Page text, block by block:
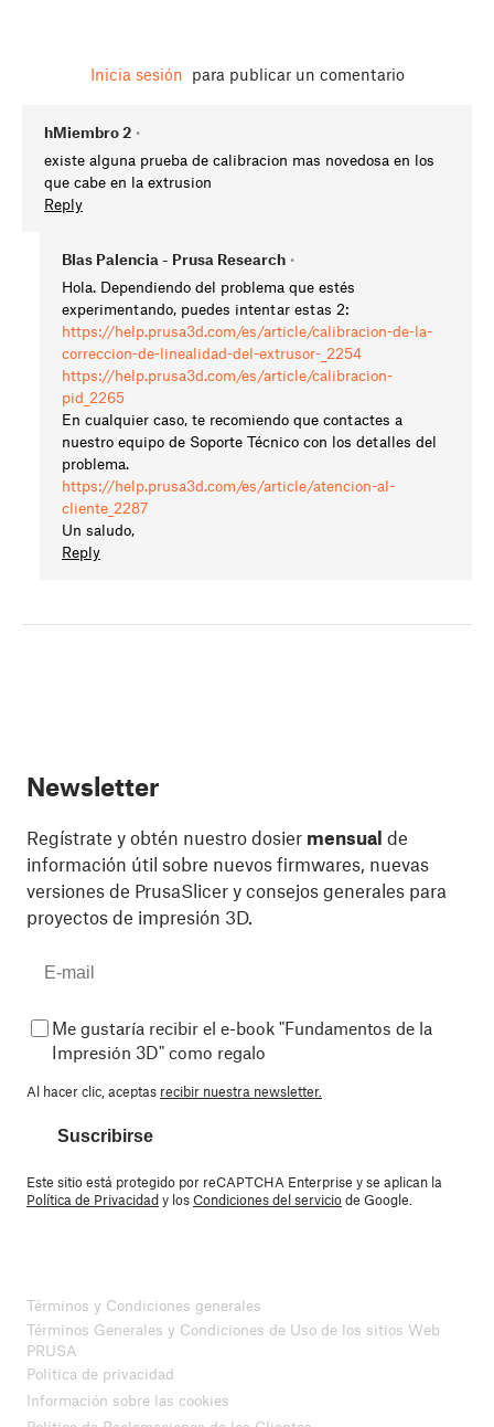
Inicia sesión para publicar un comentario
hMiembro 2 •
existe alguna prueba de calibracion mas novedosa en los
que cabe en la extrusion
Reply
Blas Palencia - Prusa Research •
Hola. Dependiendo del problema que estés
experimentando, puedes intentar estas 2:
https://help.prusa3d.com/es/article/calibracion-de-la-
correccion-de-linealidad-del-extrusor-_2254
https://help.prusa3d.com/es/article/calibracion-
pid_2265
En cualquier caso, te recomiendo que contactes a
nuestro equipo de Soporte Técnico con los detalles del
problema.
https://help.prusa3d.com/es/article/atencion-al-
cliente_2287
Un saludo,
Reply
Newsletter
Regístrate y obtén nuestro dosier mensual de
información útil sobre nuevos firmwares, nuevas
versiones de PrusaSlicer y consejos generales para
proyectos de impresión 3D.
Me gustaría recibir el e-book "Fundamentos de la
Impresión 3D" como regalo
Al hacer clic, aceptas recibir nuestra newsletter.
Suscribirse
Este sitio está protegido por reCAPTCHA Enterprise y se aplican la
Política de Privacidady losCondiciones del serviciode Google.
Términos y Condiciones generales
Términos Generales y Condiciones de Uso de los sitios Web
PRUSA
Política de privacidad
Información sobre las cookies